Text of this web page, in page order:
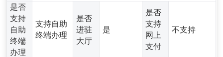
是否
支持
自助
终端
办理
支持自助
终端办理
是否
进驻
大厅
是
是否
支持
网上
支付
不支持